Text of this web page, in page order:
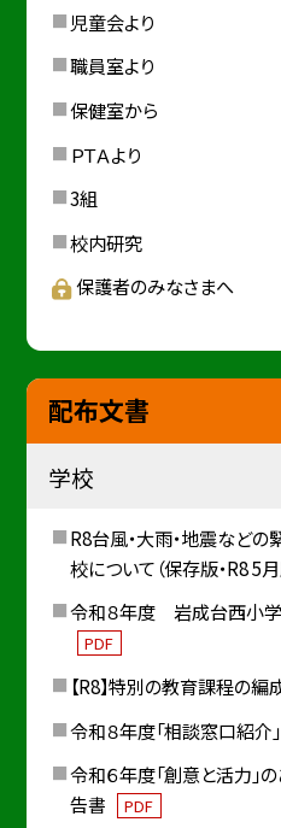
児童会より
職員室より
保健室から
ＰＴＡより
3組
校内研究
保護者のみなさまへ
配布文書
学校
R8台風・大雨・地震など
校について（保存版・R8 5月
令和８年度 岩成台西小
PDF
【R8】特別の教育課程の
令和８年度「相談窓口紹介
令和６年度「創意と活力」
告書
PDF